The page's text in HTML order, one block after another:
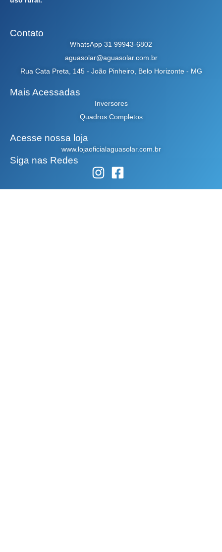
Contato
WhatsApp 31 99943-6802
aguasolar@aguasolar.com.br
Rua Cata Preta, 145 - João Pinheiro, Belo Horizonte - MG
Mais Acessadas
Inversores
Quadros Completos
Acesse nossa loja
www.lojaoficialaguasolar.com.br
Siga nas Redes